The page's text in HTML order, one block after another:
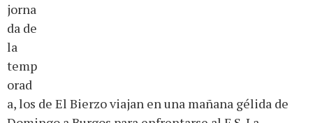
jorna
da de
la
temp
orad
a, los de El Bierzo viajan en una mañana gélida de